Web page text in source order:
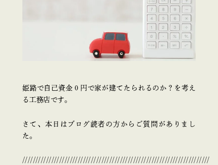
姫路で自己資金０円で家が建てたられるのか？を考え
る工務店です。
さて、本日はブログ読者の方からご質問がありまし
た。
///////////////////////////////////////////////////////////////////////